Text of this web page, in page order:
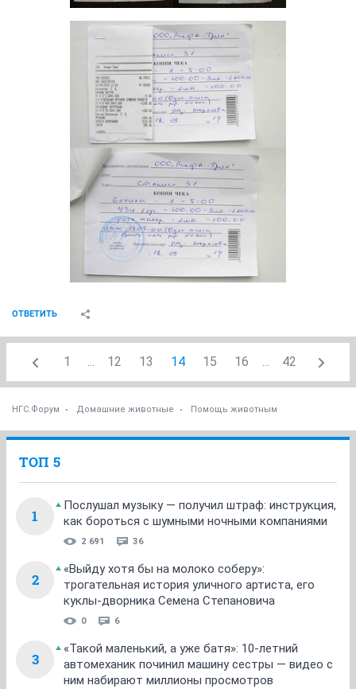
ОТВЕТИТЬ
1 ... 12 13 14 15 16 ... 42
НГС.Форум Домашние животные Помощь животным
ТОП 5
1
Послушал музыку — получил штраф: инструкция,
как бороться с шумными ночными компаниями
2 691 36
2
«Выйду хотя бы на молоко соберу»:
трогательная история уличного артиста, его
куклы-дворника Семена Степановича
0 6
3
«Такой маленький, а уже батя»: 10-летний
автомеханик починил машину сестры — видео с
ним набирают миллионы просмотров